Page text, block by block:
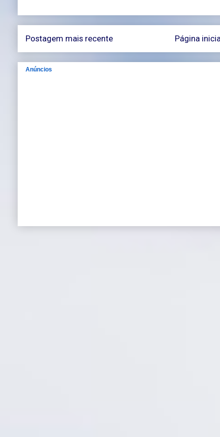
Postagem mais recente Página
Anúncios